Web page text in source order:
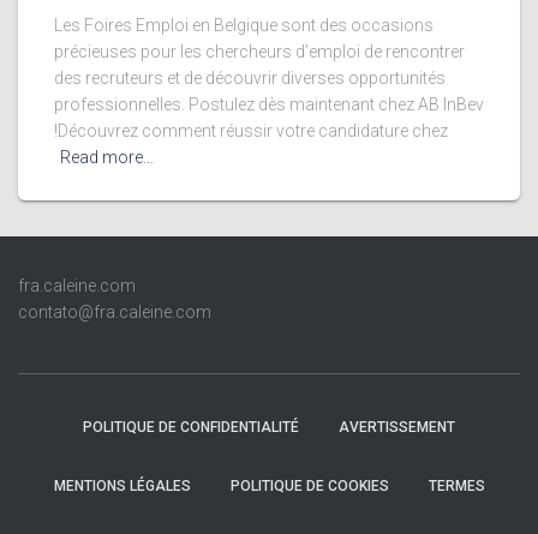
Les Foires Emploi en Belgique sont des occasions
précieuses pour les chercheurs d’emploi de rencontrer
des recruteurs et de découvrir diverses opportunités
professionnelles. Postulez dès maintenant chez AB InBev
!Découvrez comment réussir votre candidature chez
Read more…
fra.caleine.com
contato@fra.caleine.com
POLITIQUE DE CONFIDENTIALITÉ AVERTISSEMENT
MENTIONS LÉGALES POLITIQUE DE COOKIES TERMES